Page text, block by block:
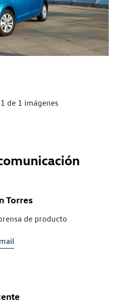
de 1 imágenes
Torres
de producto